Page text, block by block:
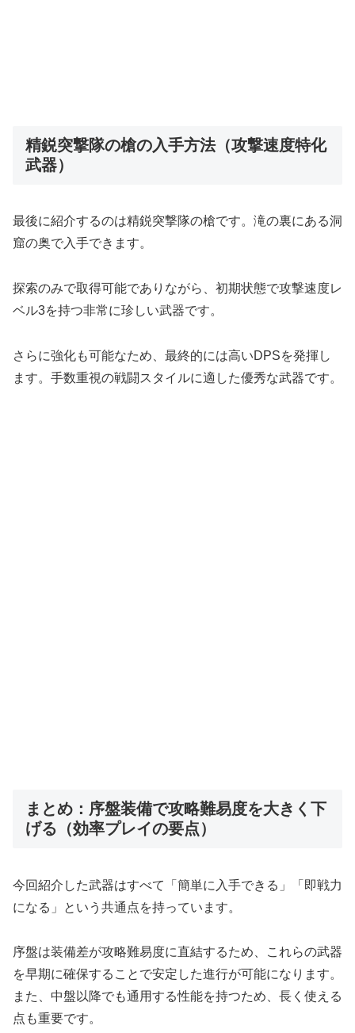
精鋭突撃隊の槍の入手方法（攻撃速度特化
武器）
最後に紹介するのは精鋭突撃隊の槍です。滝の裏にある洞
窟の奥で入手できます。
探索のみで取得可能でありながら、初期状態で攻撃速度レ
ベル3を持つ非常に珍しい武器です。
さらに強化も可能なため、最終的には高いDPSを発揮し
ます。手数重視の戦闘スタイルに適した優秀な武器です。
まとめ：序盤装備で攻略難易度を大きく下
げる（効率プレイの要点）
今回紹介した武器はすべて「簡単に入手できる」「即戦力
になる」という共通点を持っています。
序盤は装備差が攻略難易度に直結するため、これらの武器
を早期に確保することで安定した進行が可能になります。
また、中盤以降でも通用する性能を持つため、長く使える
点も重要です。